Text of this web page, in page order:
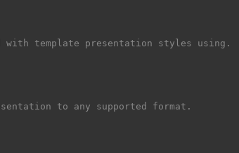
with template presentation styles using.
to any supported format.